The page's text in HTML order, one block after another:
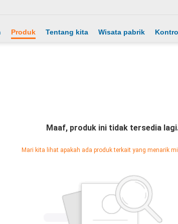
Produk Tentang kita Wisata pabrik
Maaf, produk ini tidak tersedia
Mari kita lihat apakah ada produk terkait yang menarik